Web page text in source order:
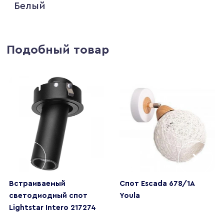
Белый
Подобный товар
Встраиваемый
светодиодный спот
Lightstar Intero 217274
Спот Escada 678/1A
Youla